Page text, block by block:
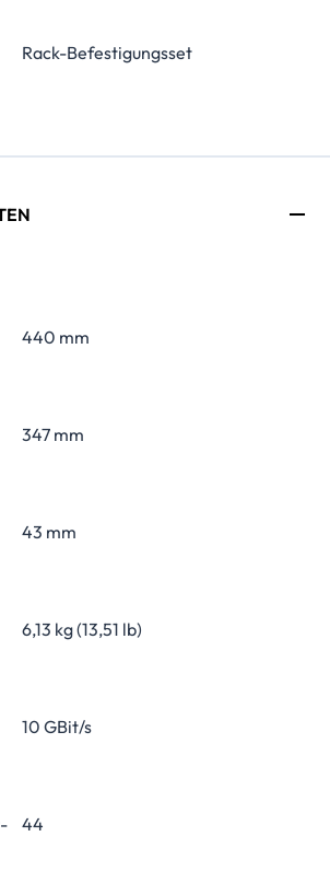
Rack-Befestigungsset
440 mm
347 mm
43 mm
6,13 kg (13,51 lb)
10 GBit/s
44